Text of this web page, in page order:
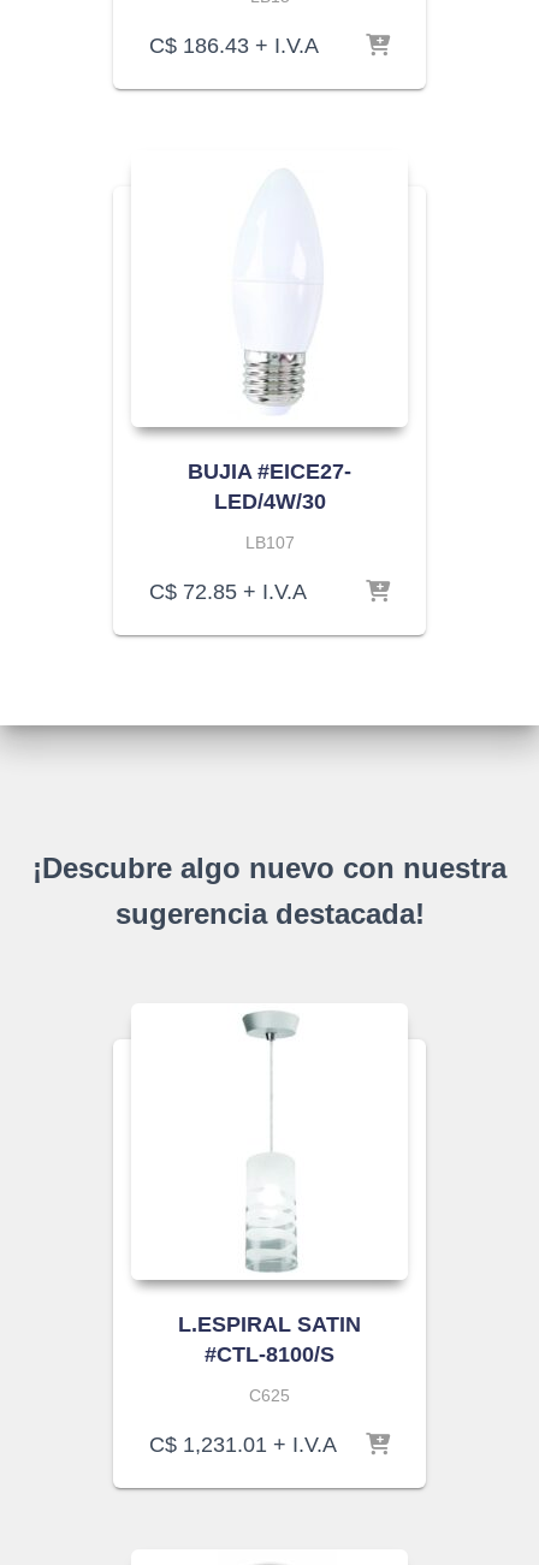
C$ 186.43 + I.V.A
BUJIA #EICE27-
LED/4W/30
LB107
C$ 72.85 + I.V.A
¡Descubre algo nuevo con nuestra
sugerencia destacada!
L.ESPIRAL SATIN
#CTL-8100/S
C625
C$ 1,231.01 + I.V.A